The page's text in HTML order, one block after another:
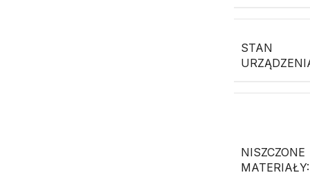
STAN
NISZCZONE
MATERIAŁY: